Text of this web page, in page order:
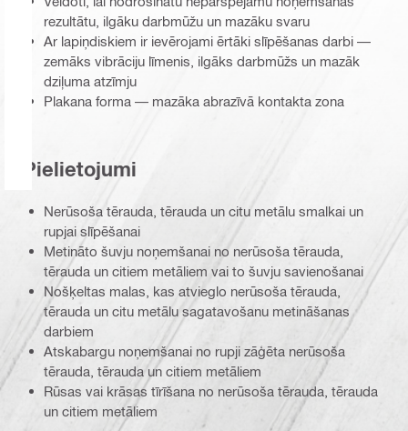
rezultātu, ilgāku darbmūžu un mazāku svaru
Ar lapiņdiskiem ir ievērojami ērtāki slīpēšanas darbi —
zemāks vibrāciju līmenis, ilgāks darbmūžs un mazāk
dziļuma atzīmju
Plakana forma — mazāka abrazīvā kontakta zona
Pielietojumi
Nerūsoša tērauda, tērauda un citu metālu smalkai un
rupjai slīpēšanai
Metināto šuvju noņemšanai no nerūsoša tērauda,
tērauda un citiem metāliem vai to šuvju savienošanai
Nošķeltas malas, kas atvieglo nerūsoša tērauda,
tērauda un citu metālu sagatavošanu metināšanas
darbiem
Atskabargu noņemšanai no rupji zāģēta nerūsoša
tērauda, tērauda un citiem metāliem
Rūsas vai krāsas tīrīšana no nerūsoša tērauda, tērauda
un citiem metāliem